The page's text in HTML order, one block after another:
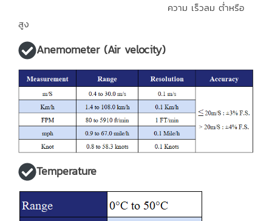
ความ เร็วลม ต่ำหรือ
สูง
Anemometer (Air velocity)
Temperature